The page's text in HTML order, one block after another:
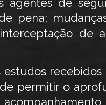
pena;
de
recebidos
permitir o